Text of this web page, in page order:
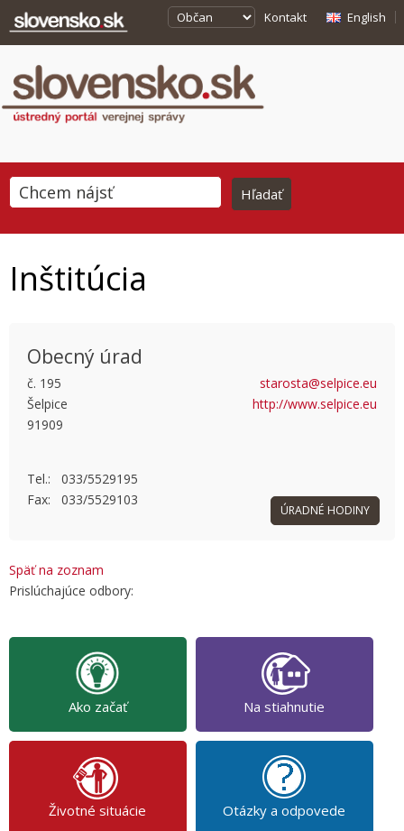
Kontakt English
Inštitúcia
This page can't load Google Maps correctly.
Obecný úrad
č. 195
Šelpice
91909
starosta@selpice.eu
http://www.selpice.eu
Tel.: 033/5529195
Fax: 033/5529103
ÚRADNÉ HODINY
Späť na zoznam
Prislúchajúce odbory:
Ako začať Na stiahnutie
Životné situácie Otázky a odpovede